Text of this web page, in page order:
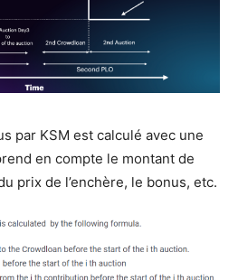
par KSM est calculé avec une
en compte le montant de
prix de l’enchère, le bonus, etc.